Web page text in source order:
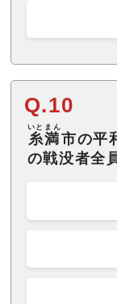
Q.10
糸満
いとまん
市の平
の戦没者全